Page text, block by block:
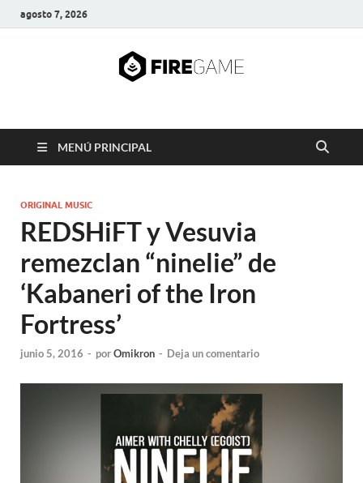
agosto 7, 2026
FIRE GAME
MENÚ PRINCIPAL
ORIGINAL MUSIC
REDSHiFT y Vesuvia
remezclan “ninelie” de
‘Kabaneri of the Iron
Fortress’
junio 5, 2016 - porOmikron - Deja un comentario